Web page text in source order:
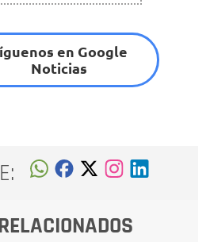
en Google
Noticias